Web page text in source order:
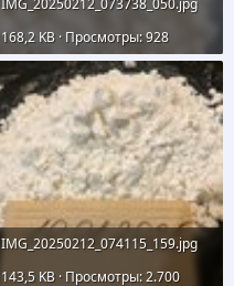
IMG_20250212_073738_050.jpg
168,2 KB · Просмотры: 928
IMG_20250212_074115_159.jpg
143,5 KB · Просмотры: 2.700